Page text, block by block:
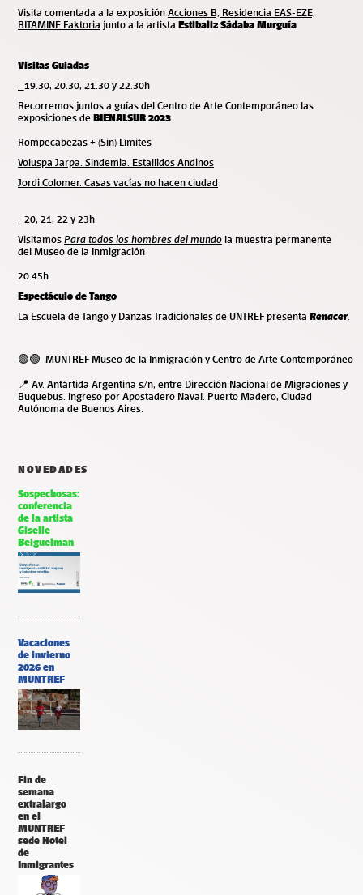
Visita comentada a la exposición Acciones B, Residencia EAS-EZE,
BITAMINE Faktoria junto a la artista Estibaliz Sádaba Murguía
Visitas Guiadas
_19.30, 20.30, 21.30 y 22.30h
Recorremos juntos a guías del Centro de Arte Contemporáneo las
exposiciones de BIENALSUR 2023
Rompecabezas + (Sin) Límites
Voluspa Jarpa. Sindemia. Estallidos Andinos
Jordi Colomer. Casas vacías no hacen ciudad
_20, 21, 22 y 23h
Visitamos Para todos los hombres del mundo la muestra permanente
del Museo de la Inmigración
20.45h
Espectáculo de Tango
La Escuela de Tango y Danzas Tradicionales de UNTREF presenta Renacer.
🟢🟣 MUNTREF Museo de la Inmigración y Centro de Arte Contemporáneo
📍 Av. Antártida Argentina s/n, entre Dirección Nacional de Migraciones y
Buquebus. Ingreso por Apostadero Naval. Puerto Madero, Ciudad
Autónoma de Buenos Aires.
NOVEDADES
Sospechosas:
conferencia
de la artista
Giselle
Beiguelman
Vacaciones
de invierno
2026 en
MUNTREF
Fin de
semana
extralargo
en el
MUNTREF
sede Hotel
de
Inmigrantes